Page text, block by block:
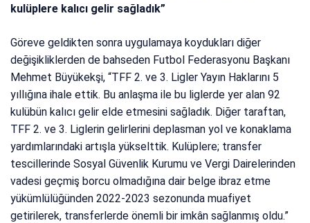
kulüplere kalıcı gelir sağladık”
Göreve geldikten sonra uygulamaya koydukları diğer
değişikliklerden de bahseden Futbol Federasyonu Başkanı
Mehmet Büyükekşi, “TFF 2. ve 3. Ligler Yayın Haklarını 5
yıllığına ihale ettik. Bu anlaşma ile bu liglerde yer alan 92
kulübün kalıcı gelir elde etmesini sağladık. Diğer taraftan,
TFF 2. ve 3. Liglerin gelirlerini deplasman yol ve konaklama
yardımlarındaki artışla yükselttik. Kulüplere; transfer
tescillerinde Sosyal Güvenlik Kurumu ve Vergi Dairelerinden
vadesi geçmiş borcu olmadığına dair belge ibraz etme
yükümlülüğünden 2022-2023 sezonunda muafiyet
getirilerek, transferlerde önemli bir imkân sağlanmış oldu.”